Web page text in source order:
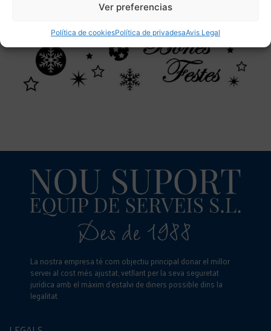
Ver preferencias
Política de cookiesPolítica de privadesaAvis Legal
La nostra empresa té com objectiu principal donar el millor
servei al cost més ajustat, vetllant per la seva seguretat
jurídica amb el màxim d’estalvi de diners possible dins la
legalitat.